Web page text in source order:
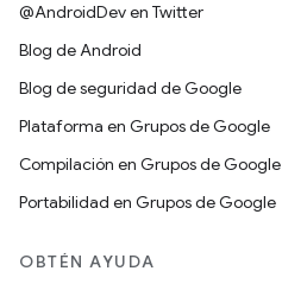
@AndroidDev en Twitter
Blog de Android
Blog de seguridad de Google
Plataforma en Grupos de Google
Compilación en Grupos de Google
Portabilidad en Grupos de Google
OBTÉN AYUDA